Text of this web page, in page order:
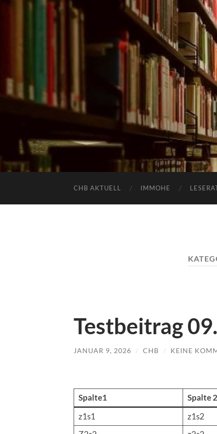
CHB AKTUELL IMMOHE
Testbeitrag
JANUAR 9, 2026 / CHB / KEINE
Spalte1 Spalte 2
z1s1
z1s2